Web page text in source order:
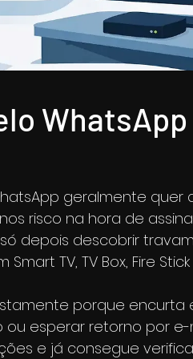
WhatsApp
geralmente quer
risco na hora de
depois descobrir
TV, TV Box, Fire
porque encurta
esperar retorno por e-
e já consegue